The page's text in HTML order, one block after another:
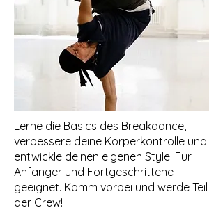
Lerne die Basics des Breakdance,
verbessere deine Körperkontrolle und
entwickle deinen eigenen Style. Für
Anfänger und Fortgeschrittene
geeignet. Komm vorbei und werde Teil
der Crew!